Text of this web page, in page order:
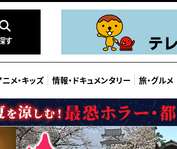
す
ニメ・キッズ 情報・ ドキュメンタリー 旅・グルメ